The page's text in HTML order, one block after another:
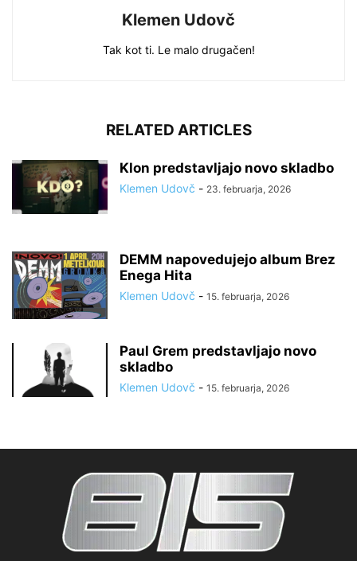
Klemen Udovč
Tak kot ti. Le malo drugačen!
RELATED ARTICLES
Klon predstavljajo novo skladbo
Klemen Udovč - 23. februarja, 2026
DEMM napovedujejo album Brez
Enega Hita
Klemen Udovč - 15. februarja, 2026
Paul Grem predstavljajo novo
skladbo
Klemen Udovč - 15. februarja, 2026